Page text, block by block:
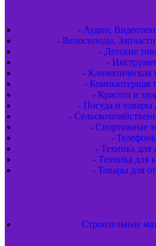
- Аудио,
- Велосипеды,
- Детские
-
- Климатическая
- Компьютерная
- Красота и
- Посуда и товары
-
- Спортивные
-
- Техника для
- Техника для
- Товары для
Строительные